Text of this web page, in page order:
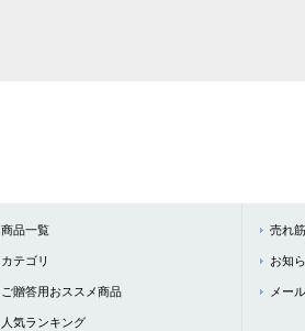
商品一覧
カテゴリ
ご贈答用おススメ商品
人気ランキング
売れ
お知
メー